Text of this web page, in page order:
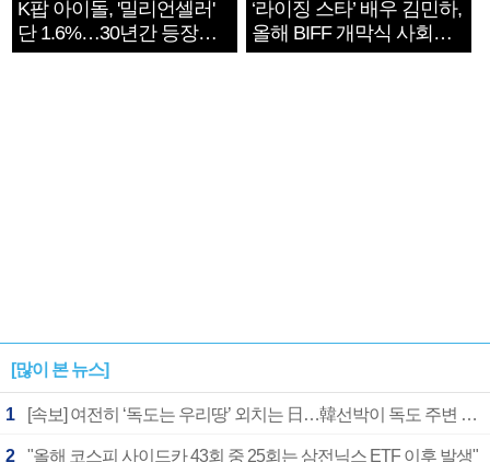
K팝 아이돌, '밀리언셀러'
단 1.6%…30년간 등장
1182개팀 전수조사
‘라이징 스타’ 배우 김민하,
올해 BIFF 개막식 사회자
확정
[많이 본 뉴스]
1 [속보] 여전히 ‘독도는 우리땅’ 외치는 日…韓선박이 독도 주변 해양조사 활동하자 반발
2 "올해 코스피 사이드카 43회 중 25회는 삼전닉스 ETF 이후 발생"